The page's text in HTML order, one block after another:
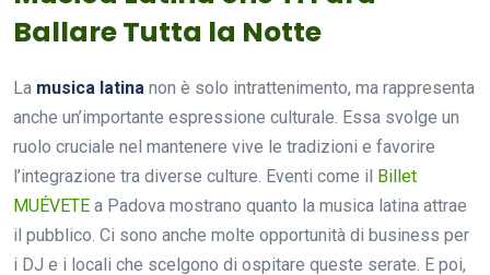
Ballare Tutta la Notte
La musica latina non è solo intrattenimento, ma rappresenta
anche un’importante espressione culturale. Essa svolge un
ruolo cruciale nel mantenere vive le tradizioni e favorire
l’integrazione tra diverse culture. Eventi come il Billet
MUÉVETE a Padova mostrano quanto la musica latina attrae
il pubblico. Ci sono anche molte opportunità di business per
i DJ e i locali che scelgono di ospitare queste serate. E poi,